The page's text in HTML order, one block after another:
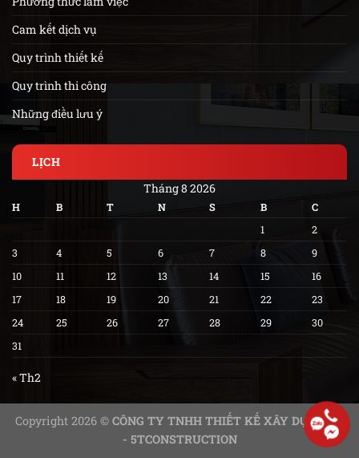
Cam kết dịch vụ
Quy trình thiết kế
Quy trình thi công
Những điều lưu ý
LỊCH
Tháng 8 2026
H B T N S B
C
1
2
3
4 5 6 7 8
9
10
11 12 13 14 15
16
17
18 19 20 21 22
23
24
25 26 27 28 29
30
31
« Th2
Copyright 2026 © CÔNG TY TNHH THIẾT KẾ XÂY DỰNG 5T
- 5TCONSTRUCTION